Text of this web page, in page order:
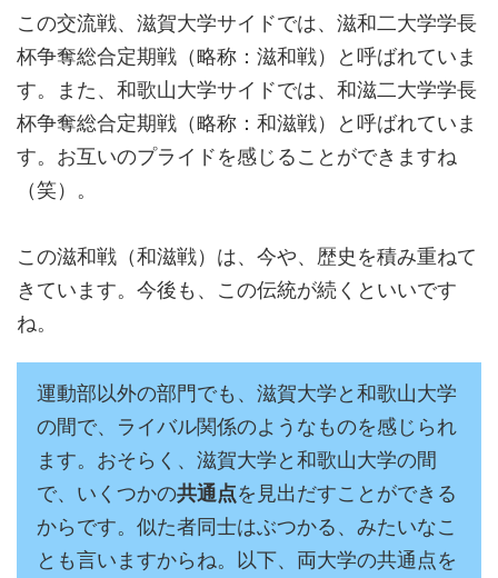
この交流戦、滋賀大学サイドでは、滋和二大学学長
杯争奪総合定期戦（略称：滋和戦）と呼ばれていま
す。また、和歌山大学サイドでは、和滋二大学学長
杯争奪総合定期戦（略称：和滋戦）と呼ばれていま
す。お互いのプライドを感じることができますね
（笑）。
この滋和戦（和滋戦）は、今や、歴史を積み重ねて
きています。今後も、この伝統が続くといいです
ね。
運動部以外の部門でも、滋賀大学と和歌山大学
の間で、ライバル関係のようなものを感じられ
ます。おそらく、滋賀大学と和歌山大学の間
で、いくつかの共通点を見出だすことができる
からです。似た者同士はぶつかる、みたいなこ
とも言いますからね。以下、両大学の共通点を